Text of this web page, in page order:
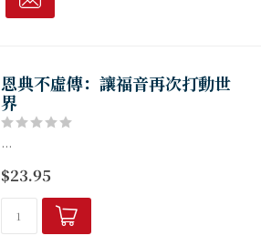
恩典不虛傳：讓福音再次打動世
界
...
$23.95